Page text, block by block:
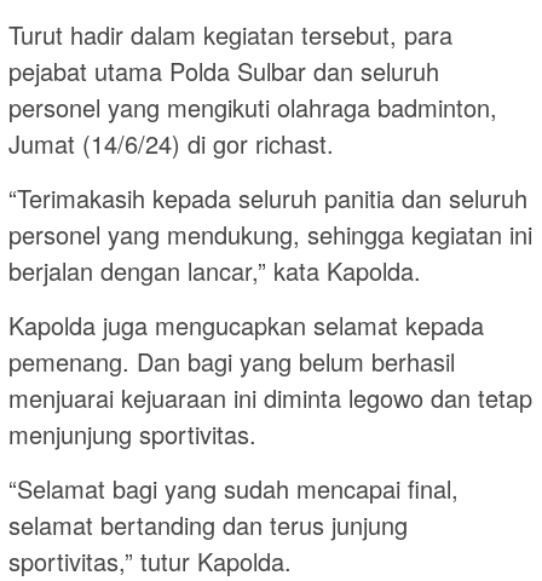
Turut hadir dalam kegiatan tersebut, para
pejabat utama Polda Sulbar dan seluruh
personel yang mengikuti olahraga badminton,
Jumat (14/6/24) di gor richast.
“Terimakasih kepada seluruh panitia dan seluruh
personel yang mendukung, sehingga kegiatan ini
berjalan dengan lancar,” kata Kapolda.
Kapolda juga mengucapkan selamat kepada
pemenang. Dan bagi yang belum berhasil
menjuarai kejuaraan ini diminta legowo dan tetap
menjunjung sportivitas.
“Selamat bagi yang sudah mencapai final,
selamat bertanding dan terus junjung
sportivitas,” tutur Kapolda.